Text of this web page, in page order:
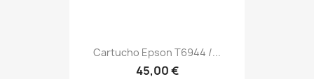
Cartucho Epson T6944 /...
45,00 €